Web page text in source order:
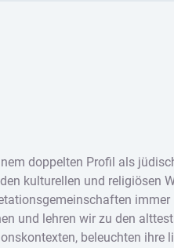
doppelten Profil als
kulturellen und religiösen
immer
und lehren wir zu den
beleuchten ihre